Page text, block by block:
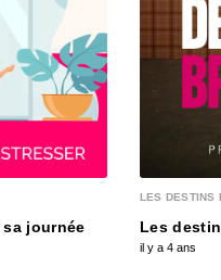
sa journée
LES DESTINS
Les
il y a 4 ans